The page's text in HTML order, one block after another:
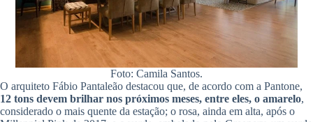
Foto: Camila Santos.
O arquiteto Fábio Pantaleão destacou que, de acordo com a Pantone,
12 tons devem brilhar nos próximos meses, entre eles, o amarelo,
considerado o mais quente da estação; o rosa, ainda em alta, após o